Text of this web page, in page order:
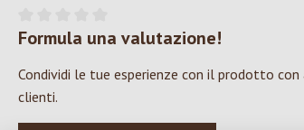
Valutazione media di 0 su 5 stelle
Formula una valutazione!
Condividi le tue esperienze con il prodotto
clienti.